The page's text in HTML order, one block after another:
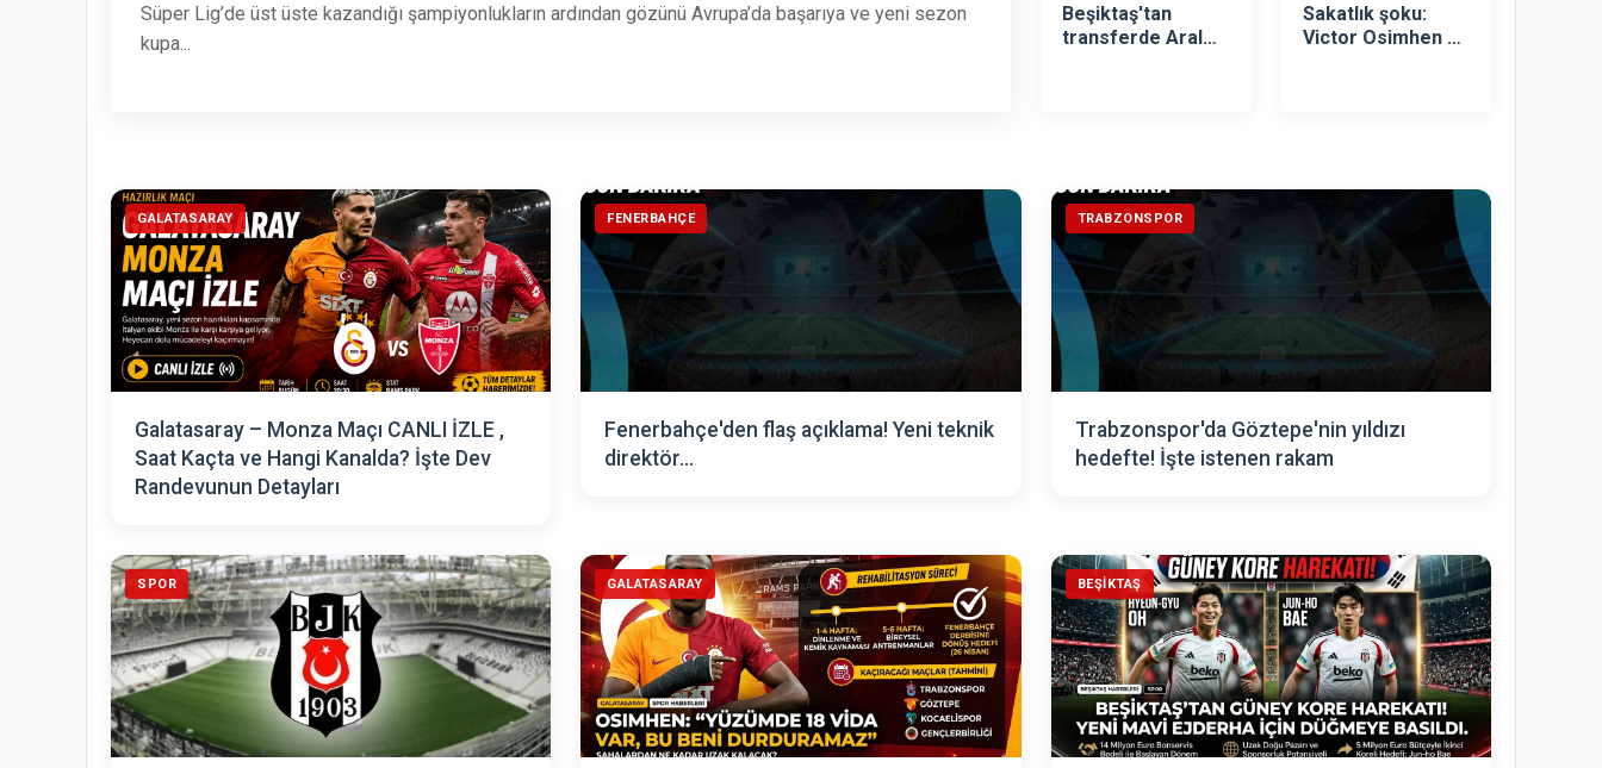
Süper Lig’de üst üste kazandığı şampiyonlukların ardından gözünü Avrupa’da başarıya ve yeni sezon
kupa...
Beşiktaş'tan
transferde Aral
Sakatlık şoku:
Victor Osimhen ne
GALATASARAY
Galatasaray – Monza Maçı CANLI İZLE ,
Saat Kaçta ve Hangi Kanalda? İşte Dev
Randevunun Detayları
FENERBAHÇE
Fenerbahçe'den flaş açıklama! Yeni teknik
direktör...
TRABZONSPOR
Trabzonspor'da Göztepe'nin yıldızı
hedefte! İşte istenen rakam
SPOR GALATASARAY BEŞIKTAŞ